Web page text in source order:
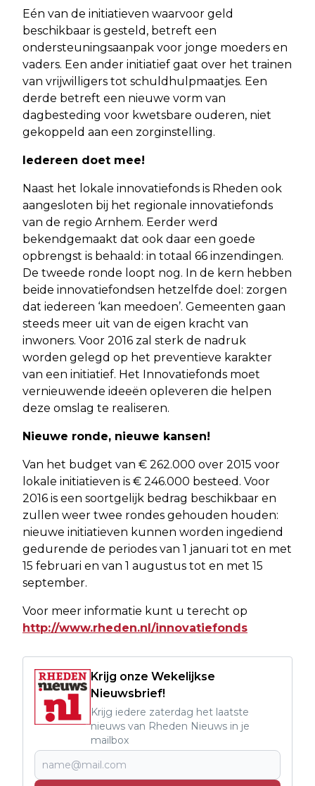
Eén van de initiatieven waarvoor geld
beschikbaar is gesteld, betreft een
ondersteuningsaanpak voor jonge moeders en
vaders. Een ander initiatief gaat over het trainen
van vrijwilligers tot schuldhulpmaatjes. Een
derde betreft een nieuwe vorm van
dagbesteding voor kwetsbare ouderen, niet
gekoppeld aan een zorginstelling.
Iedereen doet mee!
Naast het lokale innovatiefonds is Rheden ook
aangesloten bij het regionale innovatiefonds
van de regio Arnhem. Eerder werd
bekendgemaakt dat ook daar een goede
opbrengst is behaald: in totaal 66 inzendingen.
De tweede ronde loopt nog. In de kern hebben
beide innovatiefondsen hetzelfde doel: zorgen
dat iedereen ‘kan meedoen’. Gemeenten gaan
steeds meer uit van de eigen kracht van
inwoners. Voor 2016 zal sterk de nadruk
worden gelegd op het preventieve karakter
van een initiatief. Het Innovatiefonds moet
vernieuwende ideeën opleveren die helpen
deze omslag te realiseren.
Nieuwe ronde, nieuwe kansen!
Van het budget van € 262.000 over 2015 voor
lokale initiatieven is € 246.000 besteed. Voor
2016 is een soortgelijk bedrag beschikbaar en
zullen weer twee rondes gehouden houden:
nieuwe initiatieven kunnen worden ingediend
gedurende de periodes van 1 januari tot en met
15 februari en van 1 augustus tot en met 15
september.
Voor meer informatie kunt u terecht op
http://www.rheden.nl/innovatiefonds
Krijg onze Wekelijkse
Nieuwsbrief!
Krijg iedere zaterdag het laatste
nieuws van Rheden Nieuws in je
mailbox